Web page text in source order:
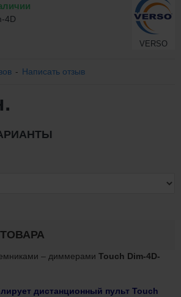
4D
VERSO
- Написать отзыв
– диммерами Touch Dim-4D-
дистанционный пульт Touch